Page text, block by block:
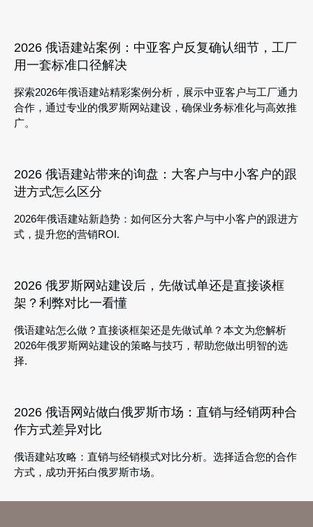
2026 俄语建站案例：中亚客户反复确认细节，工厂
用一套标准口径解决
探索2026年俄语建站精彩案例分析，展示中亚客户与工厂通力
合作，通过专业的俄罗斯网站建设，确保业务标准化与高效推
广。
2026 俄语建站带来的询盘：大客户与中小客户的跟
进方式怎么区分
2026年俄语建站新趋势：如何区分大客户与中小客户的跟进方
式，提升您的营销ROI.
2026 俄罗斯网站建设后，先做试单还是直接谈框
架？利弊对比一看懂
俄语建站怎么做？直接谈框架还是先做试单？本文为您解析
2026年俄罗斯网站建设的策略与技巧，帮助您做出明智的选
择.
2026 俄语网站做白俄罗斯市场：直销与经销两种合
作方式差异对比
俄语建站攻略：直销与经销模式对比分析。选择适合您的合作
方式，成功开拓白俄罗斯市场。